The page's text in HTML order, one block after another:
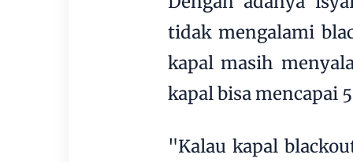
tidak mengalami
kapal masih
kapal bisa mencapai
"Kalau kapal